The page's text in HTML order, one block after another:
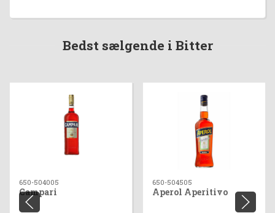
Bedst sælgende i Bitter
650-504005
Campari
650-504505
Aperol Aperitivo